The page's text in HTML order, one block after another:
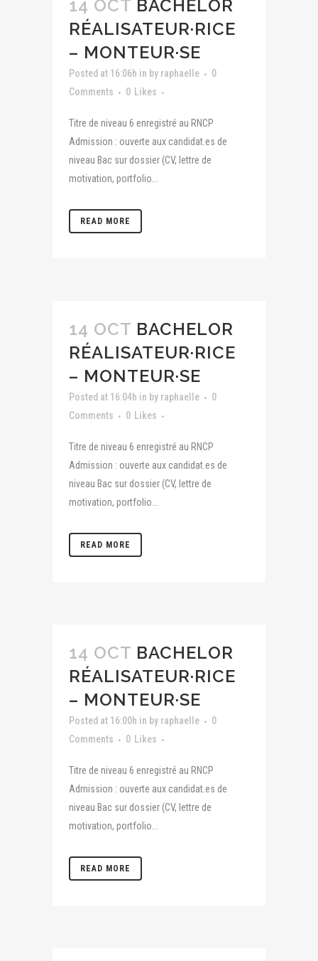
14 OCT BACHELOR
RÉALISATEUR·RICE
– MONTEUR·SE
Posted at 16:06h in by raphaelle
0
Comments
0 Likes
Titre de niveau 6 enregistré au RNCP
Admission : ouverte aux candidat.es de
niveau Bac sur dossier (CV, lettre de
motivation, portfolio...
READ MORE
14 OCT BACHELOR
RÉALISATEUR·RICE
– MONTEUR·SE
Posted at 16:04h in by raphaelle
0
Comments
0 Likes
Titre de niveau 6 enregistré au RNCP
Admission : ouverte aux candidat.es de
niveau Bac sur dossier (CV, lettre de
motivation, portfolio...
READ MORE
14 OCT BACHELOR
RÉALISATEUR·RICE
– MONTEUR·SE
Posted at 16:00h in by raphaelle
0
Comments
0 Likes
Titre de niveau 6 enregistré au RNCP
Admission : ouverte aux candidat.es de
niveau Bac sur dossier (CV, lettre de
motivation, portfolio...
READ MORE